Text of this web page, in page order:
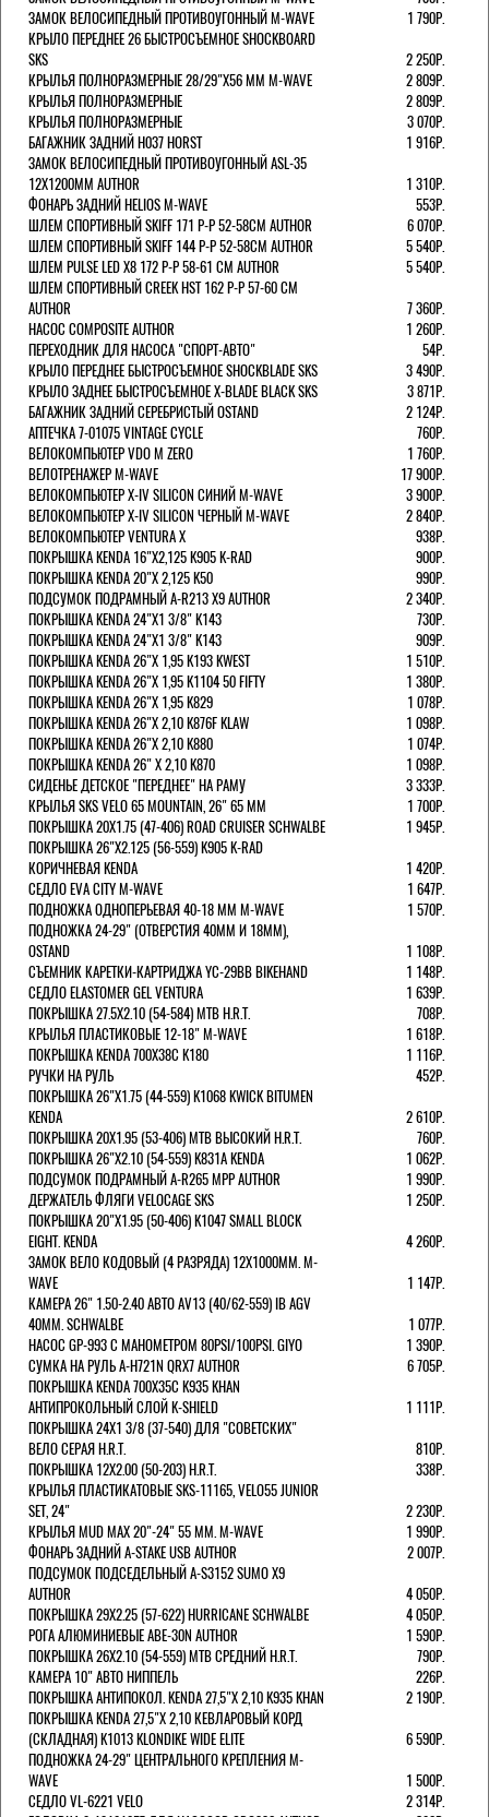
ЗАМОК ВЕЛОСИПЕДНЫЙ ПРОТИВОУГОННЫЙ M-WAVE
1 790Р.
КРЫЛО ПЕРЕДНЕЕ 26 БЫСТРОСЪЕМНОЕ SHOCKBOARD
SKS
2 250Р.
КРЫЛЬЯ ПОЛНОРАЗМЕРНЫЕ 28/29"Х56 ММ M-WAVE
2 809Р.
КРЫЛЬЯ ПОЛНОРАЗМЕРНЫЕ
2 809Р.
КРЫЛЬЯ ПОЛНОРАЗМЕРНЫЕ
3 070Р.
БАГАЖНИК ЗАДНИЙ H037 HORST
1 916Р.
ЗАМОК ВЕЛОСИПЕДНЫЙ ПРОТИВОУГОННЫЙ ASL-35
12Х1200ММ AUTHOR
1 310Р.
ФОНАРЬ ЗАДНИЙ HELIOS M-WAVE
553Р.
ШЛЕМ СПОРТИВНЫЙ SKIFF 171 Р-Р 52-58СМ AUTHOR
6 070Р.
ШЛЕМ СПОРТИВНЫЙ SKIFF 144 Р-Р 52-58СМ AUTHOR
5 540Р.
ШЛЕМ PULSE LED X8 172 Р-Р 58-61 СМ AUTHOR
5 540Р.
ШЛЕМ СПОРТИВНЫЙ CREEK HST 162 Р-Р 57-60 СМ
AUTHOR
7 360Р.
НАСОС COMPOSITE AUTHOR
1 260Р.
ПЕРЕХОДНИК ДЛЯ НАСОСА "СПОРТ-АВТО"
54Р.
КРЫЛО ПЕРЕДНЕЕ БЫСТРОСЪЕМНОЕ SHOCKBLADE SKS
3 490Р.
КРЫЛО ЗАДНЕЕ БЫСТРОСЪЕМНОЕ X-BLADE BLACK SKS
3 871Р.
БАГАЖНИК ЗАДНИЙ СЕРЕБРИСТЫЙ OSTAND
2 124Р.
АПТЕЧКА 7-01075 VINTAGE CYCLE
760Р.
ВЕЛОКОМПЬЮТЕР VDO M ZERO
1 760Р.
ВЕЛОТРЕНАЖЕР M-WAVE
17 900Р.
ВЕЛОКОМПЬЮТЕР X-IV SILICON СИНИЙ M-WAVE
3 900Р.
ВЕЛОКОМПЬЮТЕР X-IV SILICON ЧЕРНЫЙ M-WAVE
2 840Р.
ВЕЛОКОМПЬЮТЕР VENTURA Х
938Р.
ПОКРЫШКА KENDA 16"Х2,125 K905 K-RAD
900Р.
ПОКРЫШКА KENDA 20"Х 2,125 K50
990Р.
ПОДСУМОК ПОДРАМНЫЙ A-R213 X9 AUTHOR
2 340Р.
ПОКРЫШКА KENDA 24"Х1 3/8" K143
730Р.
ПОКРЫШКА KENDA 24"Х1 3/8" K143
909Р.
ПОКРЫШКА KENDA 26"Х 1,95 K193 KWEST
1 510Р.
ПОКРЫШКА KENDA 26"Х 1,95 K1104 50 FIFTY
1 380Р.
ПОКРЫШКА KENDA 26"Х 1,95 K829
1 078Р.
ПОКРЫШКА KENDA 26"Х 2,10 K876F KLAW
1 098Р.
ПОКРЫШКА KENDA 26"Х 2,10 K880
1 074Р.
ПОКРЫШКА KENDA 26" Х 2,10 K870
1 098Р.
СИДЕНЬЕ ДЕТСКОЕ "ПЕРЕДНЕЕ" НА РАМУ
3 333Р.
КРЫЛЬЯ SKS VELO 65 MOUNTAIN, 26" 65 ММ
1 700Р.
ПОКРЫШКА 20X1.75 (47-406) ROAD CRUISER SCHWALBE
1 945Р.
ПОКРЫШКА 26"Х2.125 (56-559) K905 K-RAD
КОРИЧНЕВАЯ KENDA
1 420Р.
СЕДЛО EVA CITY M-WAVE
1 647Р.
ПОДНОЖКА ОДНОПЕРЬЕВАЯ 40-18 ММ M-WAVE
1 570Р.
ПОДНОЖКА 24-29" (ОТВЕРСТИЯ 40ММ И 18ММ),
OSTAND
1 108Р.
СЪЕМНИК КАРЕТКИ-КАРТРИДЖА YC-29BB BIKEHAND
1 148Р.
СЕДЛО ELASTOMER GEL VENTURA
1 639Р.
ПОКРЫШКА 27.5X2.10 (54-584) MTB H.R.T.
708Р.
КРЫЛЬЯ ПЛАСТИКОВЫЕ 12-18" M-WAVE
1 618Р.
ПОКРЫШКА KENDA 700Х38С K180
1 116Р.
РУЧКИ НА РУЛЬ
452Р.
ПОКРЫШКА 26"Х1.75 (44-559) K1068 KWICK BITUMEN
KENDA
2 610Р.
ПОКРЫШКА 20X1.95 (53-406) MTB ВЫСОКИЙ H.R.T.
760Р.
ПОКРЫШКА 26"Х2.10 (54-559) K831A KENDA
1 062Р.
ПОДСУМОК ПОДРАМНЫЙ A-R265 MPP AUTHOR
1 990Р.
ДЕРЖАТЕЛЬ ФЛЯГИ VELOCAGE SKS
1 250Р.
ПОКРЫШКА 20"Х1.95 (50-406) K1047 SMALL BLOCK
EIGHT. KENDA
4 260Р.
ЗАМОК ВЕЛО КОДОВЫЙ (4 РАЗРЯДА) 12Х1000ММ. M-
WAVE
1 147Р.
КАМЕРА 26" 1.50-2.40 АВТО AV13 (40/62-559) IB AGV
40MM. SCHWALBE
1 077Р.
НАСОС GP-993 С МАНОМЕТРОМ 80PSI/100PSI. GIYO
1 390Р.
СУМКА НА РУЛЬ A-H721N QRX7 AUTHOR
6 705Р.
ПОКРЫШКА KENDA 700Х35С K935 KHAN
АНТИПРОКОЛЬНЫЙ СЛОЙ K-SHIELD
1 111Р.
ПОКРЫШКА 24X1 3/8 (37-540) ДЛЯ "СОВЕТСКИХ"
ВЕЛО СЕРАЯ H.R.T.
810Р.
ПОКРЫШКА 12X2.00 (50-203) H.R.T.
338Р.
КРЫЛЬЯ ПЛАСТИКАТОВЫЕ SKS-11165, VELO55 JUNIOR
SET, 24"
2 230Р.
КРЫЛЬЯ MUD MAX 20"-24" 55 ММ. M-WAVE
1 990Р.
ФОНАРЬ ЗАДНИЙ A-STAKE USB AUTHOR
2 007Р.
ПОДСУМОК ПОДСЕДЕЛЬНЫЙ A-S3152 SUMO X9
AUTHOR
4 050Р.
ПОКРЫШКА 29X2.25 (57-622) HURRICANE SCHWALBE
4 050Р.
РОГА АЛЮМИНИЕВЫЕ ABE-30N AUTHOR
1 590Р.
ПОКРЫШКА 26X2.10 (54-559) MTB СРЕДНИЙ H.R.T.
790Р.
КАМЕРА 10" АВТО НИППЕЛЬ
226Р.
ПОКРЫШКА АНТИПОКОЛ. KENDA 27,5"Х 2,10 K935 KHAN
2 190Р.
ПОКРЫШКА KENDA 27,5"Х 2,10 КЕВЛАРОВЫЙ КОРД
(СКЛАДНАЯ) K1013 KLONDIKE WIDE ELITE
6 590Р.
ПОДНОЖКА 24-29" ЦЕНТРАЛЬНОГО КРЕПЛЕНИЯ M-
WAVE
1 500Р.
СЕДЛО VL-6221 VELO
2 314Р.